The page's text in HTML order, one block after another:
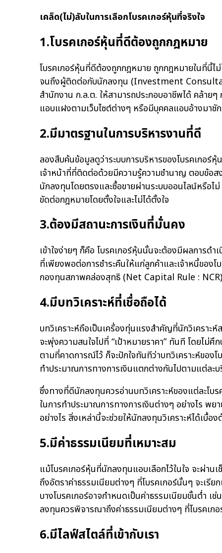
เคล็ด(ไม่)ลับในการเลือกโบรคเกอร์หุ้นที่จริงใจ
1.โบรคเกอร์หุ้นที่ดีต้องถูกกฎหมาย
โบรคเกอร์หุ้นที่ดีต้องถูกกฎหมาย ถูกกฎหมายในที่นี้ไ
จนถึงผู้ติดต่อกับนักลงทุน (Investment
สำนักงาน ก.ล.ต. ให้สามารถประกอบอาชีพได้ คล้าย
แอบแฝงตามเว็บไซต์ต่างๆ หรือมีบุคคลแอบอ้างมา
2.มีมาตรฐานในการบริหารงานที่ดี
ลองสืบค้นข้อมูลดูว่าระบบการบริหารของโบรคเกอร์
เจ้าหน้าที่ที่ติดต่อด้วยมีความรู้ความชำนาญ ตอบข้อ
นักลงทุนโดยตรงและซื้อขายผ่านระบบออนไลน์หรือไ
ขัดต่อกฎหมายโดยตั้งใจและไม่ได้ตั้งใจ
3.ต้องมีสถานะการเงินที่มั่นคง
เข้าใจง่ายๆ ก็คือ โบรคเกอร์หุ้นนั้นจะต้องมีผลการ
ที่เพียงพอต่อการชำระคืนให้แก่ลูกค้าและเจ้าหนี้ของ
กองทุนสภาพคล่องสุทธิ (Net Capital Rule :
4.มีบทวิเคราะห์ที่เชื่อถือได้
บทวิเคราะห์ถือเป็นเครื่องทุ่นแรงสำคัญที่นักวิเครา
จะพุ่งความสนใจไปที่ “เป้าหมายราคา” ทันที โดยไ
ตามที่คาดการณ์ไว้ ก็จะปักใจทันทีว่าบทวิเคราะห์ขอ
ทำประมาณการทางการเงินแตกต่างกันไปตามแต่ละ
ซึ่งทางที่ดีนักลงทุนควรอ่านบทวิเคราะห์ของแต่ละโบ
ในการทำประมาณการทางการเงินต่างๆ อย่างไร พย
อย่างไร สิ่งเหล่านี้จะช่วยให้นักลงทุนวิเคราะห์ได้เบื้
5.มีค่าธรรมเนียมที่เหมาะสม
แม้โบรคเกอร์หุ้นที่นักลงทุนแอบเลือกไว้ในใจ จะผ่า
ถึงอัตราค่าธรรมเนียมต่างๆ ที่โบรคเกอร์นั้นๆ จะเรี
บางโบรคเกอร์อาจกำหนดเป็นค่าธรรมเนียมขั้นต่ำ
ลงทุนควรพิจารณาถึงค่าธรรมเนียมต่างๆ ที่โบรคเกอ
6.มีไลฟ์สไตล์ที่เข้ากับเรา